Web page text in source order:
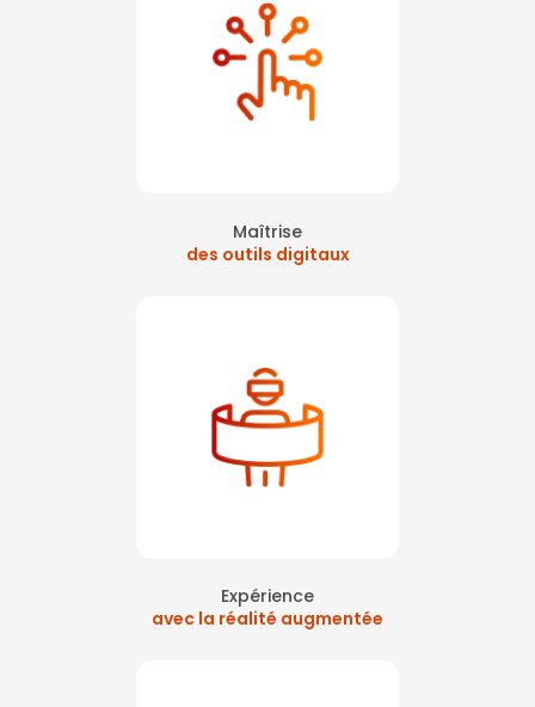
Maîtrise
des outils digitaux
Expérience
avec la réalité augmentée